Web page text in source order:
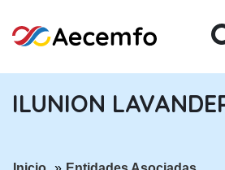
ILUNION
ir a página:ir a página: